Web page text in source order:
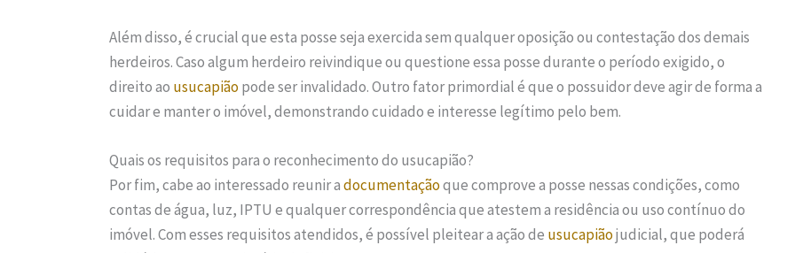
Além disso, é crucial que esta posse seja exercida sem qualquer oposição ou contestação dos demais
herdeiros. Caso algum herdeiro reivindique ou questione essa posse durante o período exigido, o
direito ao usucapiãopode ser invalidado. Outro fator primordial é que o possuidor deve agir de forma a
cuidar e manter o imóvel, demonstrando cuidado e interesse legítimo pelo bem.
Quais os requisitos para o reconhecimento do usucapião?
Por fim, cabe ao interessado reunir adocumentaçãoque comprove a posse nessas condições, como
contas de água, luz, IPTU e qualquer correspondência que atestem a residência ou uso contínuo do
imóvel. Com esses requisitos atendidos, é possível pleitear a ação de usucapiãojudicial, que poderá